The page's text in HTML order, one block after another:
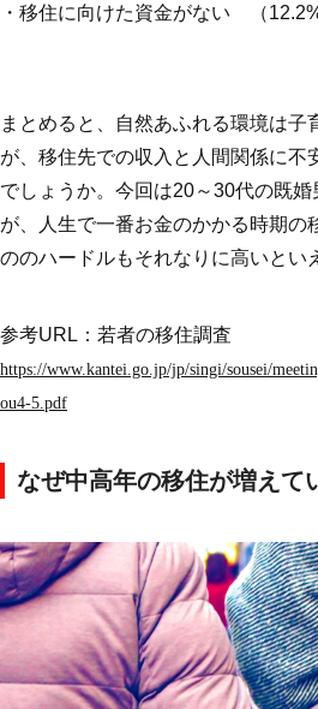
・移住に向けた資金がない （12.2%
まとめると、自然あふれる環境は子
が、移住先での収入と人間関係に不
でしょうか。今回は20～30代の既
が、人生で一番お金のかかる時期の
ののハードルもそれなりに高いとい
参考URL：若者の移住調査
https://www.kantei.go.jp/jp/singi/sousei/
ou4-5.pdf
なぜ中高年の移住が増えて